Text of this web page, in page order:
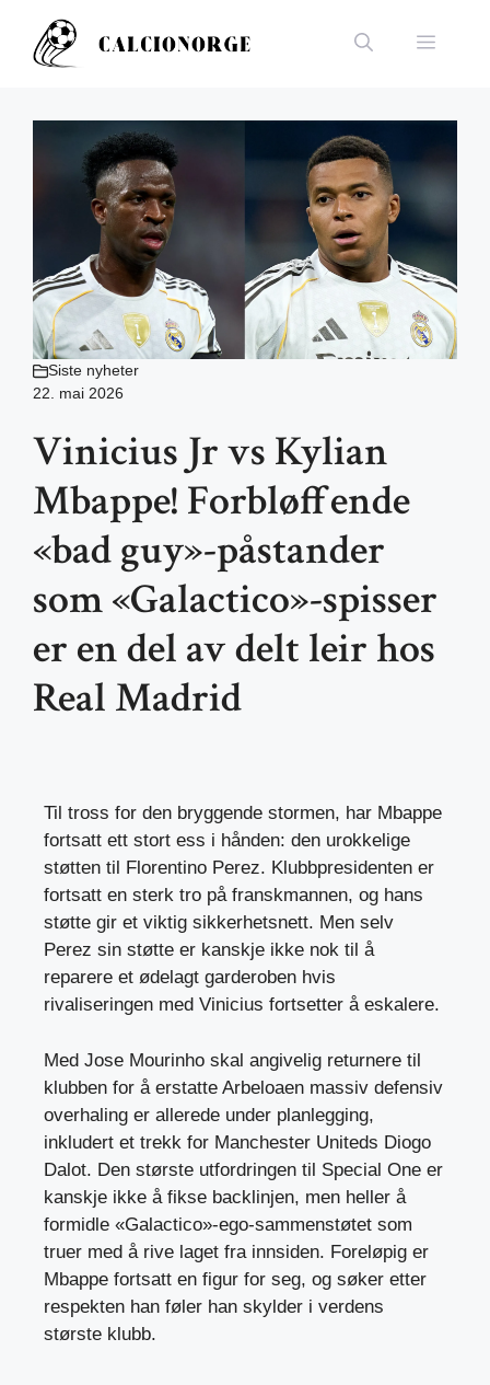
innhold
Meny
Siste nyheter
22. mai 2026
Vinicius Jr vs Kylian
Mbappe! Forbløffende
«bad guy»-påstander
som «Galactico»-spisser
er en del av delt leir hos
Real Madrid
Til tross for den bryggende stormen, har Mbappe
fortsatt ett stort ess i hånden: den urokkelige
støtten til Florentino Perez. Klubbpresidenten er
fortsatt en sterk tro på franskmannen, og hans
støtte gir et viktig sikkerhetsnett. Men selv
Perez sin støtte er kanskje ikke nok til å
reparere et ødelagt garderoben hvis
rivaliseringen med Vinicius fortsetter å eskalere.
Med Jose Mourinho skal angivelig returnere til
klubben for å erstatte Arbeloaen massiv defensiv
overhaling er allerede under planlegging,
inkludert et trekk for Manchester Uniteds Diogo
Dalot. Den største utfordringen til Special One er
kanskje ikke å fikse backlinjen, men heller å
formidle «Galactico»-ego-sammenstøtet som
truer med å rive laget fra innsiden. Foreløpig er
Mbappe fortsatt en figur for seg, og søker etter
respekten han føler han skylder i verdens
største klubb.